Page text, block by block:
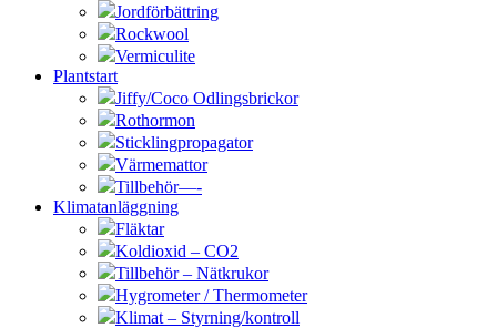
Jordförbättring
Rockwool
Vermiculite
Plantstart
Jiffy/Coco Odlingsbrickor
Rothormon
Sticklingpropagator
Värmemattor
Tillbehör—-
Klimatanläggning
Fläktar
Koldioxid – CO2
Tillbehör – Nätkrukor
Hygrometer / Thermometer
Klimat – Styrning/kontroll